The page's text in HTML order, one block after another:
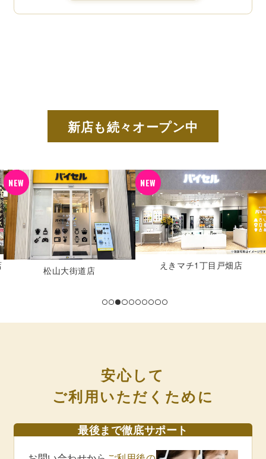
新店も続々オープン中
NEW
えきマチ1丁目戸畑店
NEW
あらたま橋店
安心して
ご利用いただくために
最後まで徹底サポート